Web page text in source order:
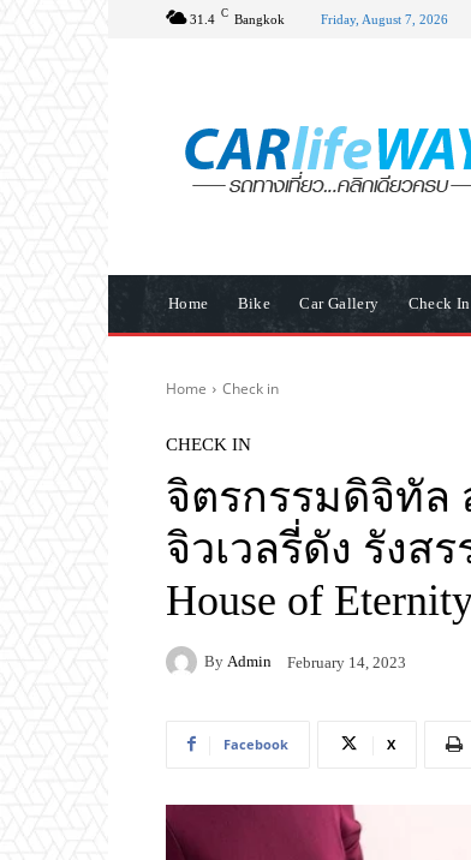
31.4 C Bangkok Friday, August 7, 2026
Home Bike Car Gallery Check In
Home Check in
CHECK IN
จิตรกรรมดิจิทัล
จิวเวลรี่ดัง รังส
House of
By Admin February 14, 2023
Facebook X